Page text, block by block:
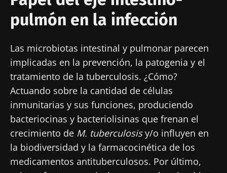
pulmón en la infección
Las microbiotas intestinal y pulmonar parecen
implicadas en la prevención, la patogenia y el
tratamiento de la tuberculosis. ¿Cómo?
Actuando sobre la cantidad de células
inmunitarias y sus funciones, produciendo
bacteriocinas y bacteriolisinas que frenan el
crecimiento de M. tuberculosisy/o influyen en
la biodiversidad y la farmacocinética de los
medicamentos antituberculosos. Por último,
Redirección
Está a punto de ser redirigido y de dejar
nuestro sitio web.
Ser redirigido
Quedarse en el sitio web del Biocodex Microbiota
Institute
profesionales sanitarios y reciba el
"Microbiota Digest" y el "HCP Magazine" que
microbiota.
Me gustaría registrarme para recibir más
noticias de Biocodex
He leído y acepto lascondiciones generales
Me gustaría registrarme para recibir más
He leído y acepto las condiciones generales
de uso y lapolítica de protección de datos del
Biocodex Microbiota Institute
* Campo obligatorio
BMI 20-35
Descubrir